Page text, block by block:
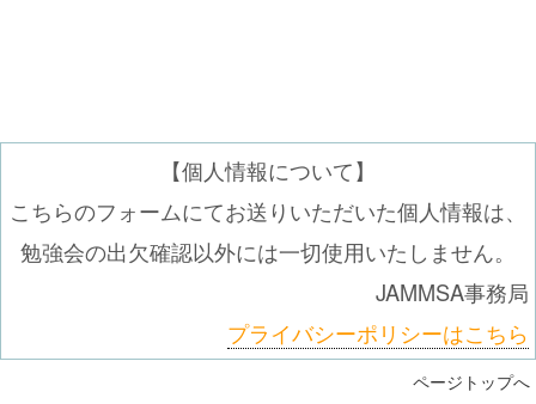
【個人情報について】
こちらのフォームにてお送りいただいた個人情報は、
勉強会の出欠確認以外には一切使用いたしません。
JAMMSA事務局
プライバシーポリシーはこちら
ページトップへ